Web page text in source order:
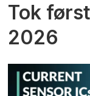
Tok
2026